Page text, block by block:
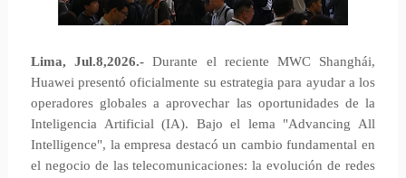
Lima, Jul.8,2026.- Durante el reciente MWC Shanghái,
Huawei presentó oficialmente su estrategia para ayudar a los
operadores globales a aprovechar las oportunidades de la
Inteligencia Artificial (IA). Bajo el lema "Advancing All
Intelligence", la empresa destacó un cambio fundamental en
el negocio de las telecomunicaciones: la evolución de redes